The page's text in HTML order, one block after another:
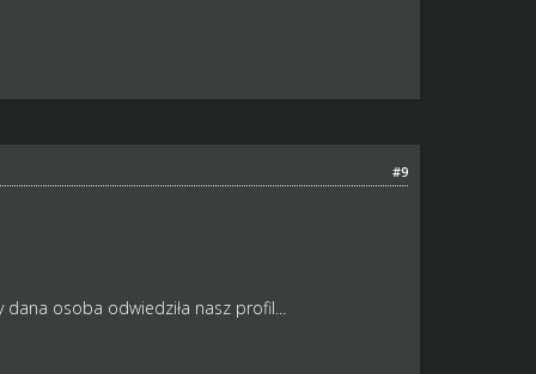
#9
dana osoba odwiedziła nasz profil...